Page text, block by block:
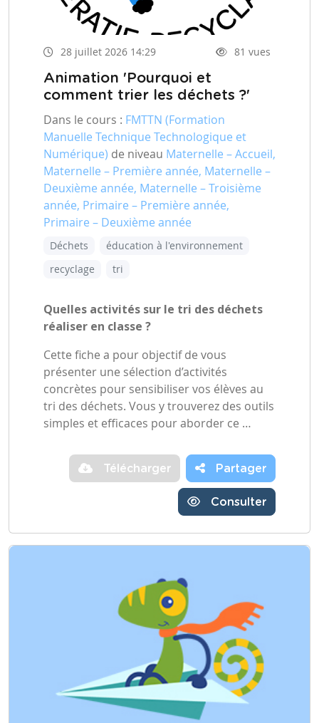
28 juillet 2026 14:29 81 vues
Animation 'Pourquoi et
comment trier les déchets ?'
Dans le cours : FMTTN (Formation
Manuelle Technique Technologique et
Numérique) de niveau Maternelle – Accueil,
Maternelle – Première année, Maternelle –
Deuxième année, Maternelle – Troisième
année, Primaire – Première année,
Primaire – Deuxième année
Déchets
éducation à l'environnement
recyclage
tri
Quelles activités sur le tri des déchets
réaliser en classe ?
Cette fiche a pour objectif de vous
présenter une sélection d’activités
concrètes pour sensibiliser vos élèves au
tri des déchets. Vous y trouverez des outils
simples et efficaces pour aborder ce …
Télécharger Partager
Consulter